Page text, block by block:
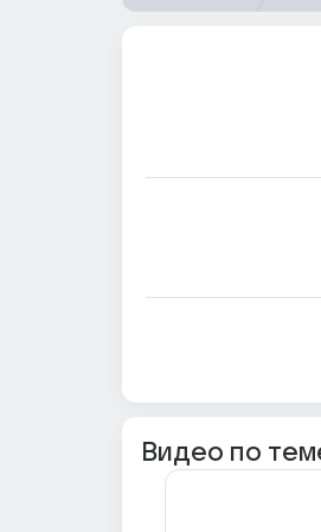
Видео по